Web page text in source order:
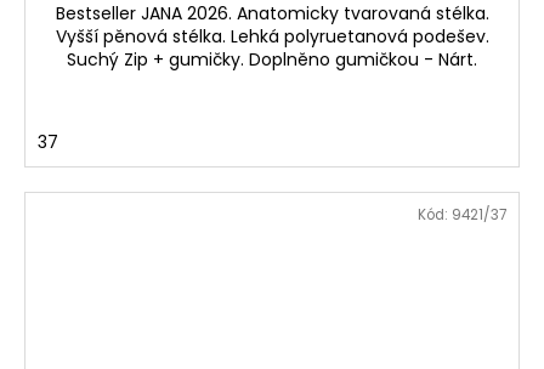
Bestseller JANA 2026. Anatomicky tvarovaná stélka.
Vyšší pěnová stélka. Lehká polyruetanová podešev.
Suchý Zip + gumičky. Doplněno gumičkou - Nárt.
37
Kód: 9421/37